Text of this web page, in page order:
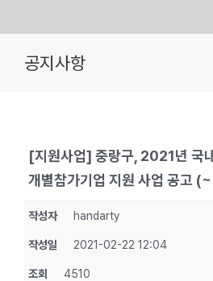
공지사항
[지원사업] 중랑구, 2021년 국
개별참가기업 지원 사업 공고
작성자 handarty
작성일 2021-02-22 12:04
조회 4510